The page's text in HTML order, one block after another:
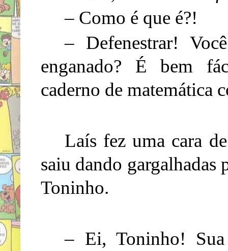
– Como é que é?!
– Defenestrar!
enganado? É bem
caderno de matemática
Laís fez uma cara
saiu dando
Toninho.
– Ei, Toninho!